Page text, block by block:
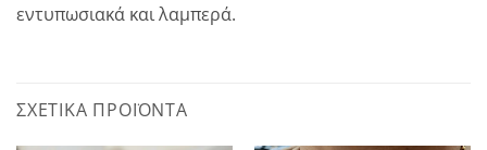
εντυπωσιακά και λαμπερά.
ΣΧΕΤΙΚΆ ΠΡΟΪΌΝΤΑ